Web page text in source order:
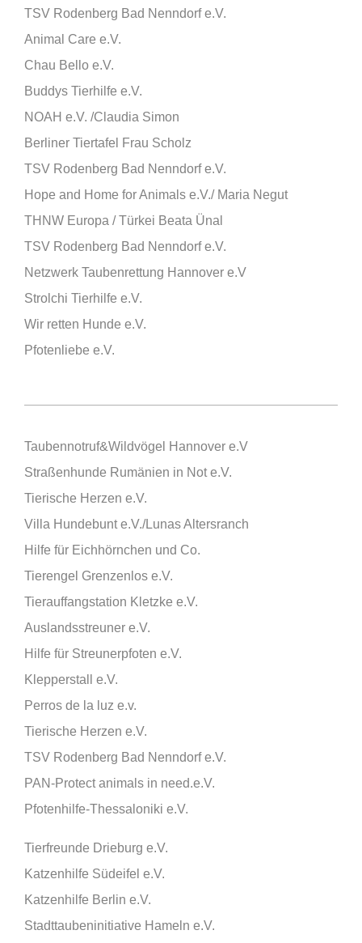
TSV Rodenberg Bad Nenndorf e.V.
Animal Care e.V.
Chau Bello e.V.
Buddys Tierhilfe e.V.
NOAH e.V. /Claudia Simon
Berliner Tiertafel Frau Scholz
TSV Rodenberg Bad Nenndorf e.V.
Hope and Home for Animals e.V./ Maria Negut
THNW Europa / Türkei Beata Ünal
TSV Rodenberg Bad Nenndorf e.V.
Netzwerk Taubenrettung Hannover e.V
Strolchi Tierhilfe e.V.
Wir retten Hunde e.V.
Pfotenliebe e.V.
Taubennotruf&Wildvögel Hannover e.V
Straßenhunde Rumänien in Not e.V.
Tierische Herzen e.V.
Villa Hundebunt e.V./Lunas Altersranch
Hilfe für Eichhörnchen und Co.
Tierengel Grenzenlos e.V.
Tierauffangstation Kletzke e.V.
Auslandsstreuner e.V.
Hilfe für Streunerpfoten e.V.
Klepperstall e.V.
Perros de la luz e.v.
Tierische Herzen e.V.
TSV Rodenberg Bad Nenndorf e.V.
PAN-Protect animals in need.e.V.
Pfotenhilfe-Thessaloniki e.V.
Tierfreunde Drieburg e.V.
Katzenhilfe Südeifel e.V.
Katzenhilfe Berlin e.V.
Stadttaubeninitiative Hameln e.V.